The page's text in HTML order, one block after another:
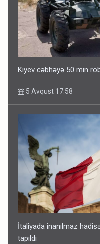
Kiyev cəbhəyə 50 min
5 Avqust 17:58
İtaliyada inanılmaz
tapıldı